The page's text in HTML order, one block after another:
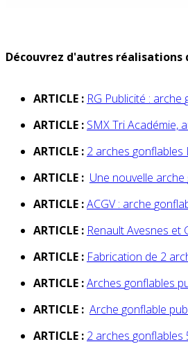
Découvrez d'autres
ARTICLE : RG Publicité : arche
ARTICLE : SMX Tri Académie,
ARTICLE : 2 arches gonflables
ARTICLE : Une nouvelle arche
ARTICLE :ACGV : arche
ARTICLE : Renault Avesnes et
ARTICLE : Fabrication de 2
ARTICLE :Arches gonflables
ARTICLE : Arche gonflable
ARTICLE : 2 arches gonflables